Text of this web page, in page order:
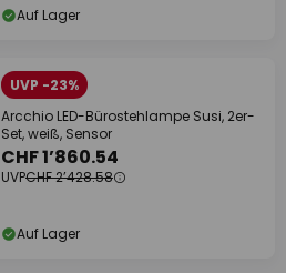
Auf Lager
UVP -23%
Arcchio LED-Bürostehlampe Susi, 2er-
Set, weiß, Sensor
CHF 1’860.54
UVPCHF 2’428.58
Auf Lager